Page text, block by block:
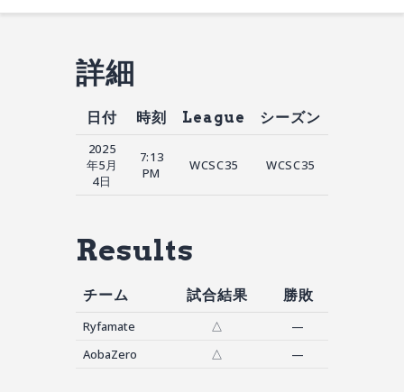
参加プログラム
詳細
日付 時刻 League シーズン
2025
年5月
4日
7:13
PM
WCSC35 WCSC35
Results
チーム 試合結果 勝敗
Ryfamate △
—
AobaZero
△ —